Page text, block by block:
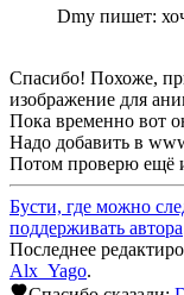
Dmy пишет:
Спасибо! Похоже,
изображение для
Пока временно вот
Надо добавить в
Потом проверю ещё
Бусти, где можно
поддерживать автора
Последнее
Alx_Yago.